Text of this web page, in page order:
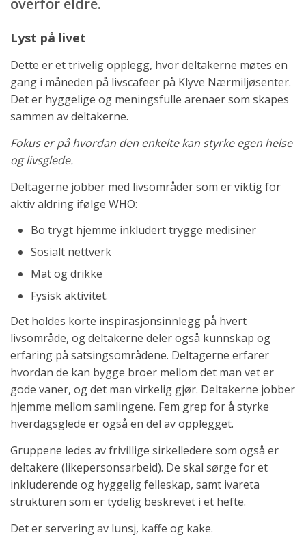
overfor eldre.
Lyst på livet
Dette er et trivelig opplegg, hvor deltakerne møtes en
gang i måneden på livscafeer på Klyve Nærmiljøsenter.
Det er hyggelige og meningsfulle arenaer som skapes
sammen av deltakerne.
Fokus er på hvordan den enkelte kan styrke egen helse
og livsglede.
Deltagerne jobber med livsområder som er viktig for
aktiv aldring ifølge WHO:
Bo trygt hjemme inkludert trygge medisiner
Sosialt nettverk
Mat og drikke
Fysisk aktivitet.
Det holdes korte inspirasjonsinnlegg på hvert
livsområde, og deltakerne deler også kunnskap og
erfaring på satsingsområdene. Deltagerne erfarer
hvordan de kan bygge broer mellom det man vet er
gode vaner, og det man virkelig gjør. Deltakerne jobber
hjemme mellom samlingene. Fem grep for å styrke
hverdagsglede er også en del av opplegget.
Gruppene ledes av frivillige sirkelledere som også er
deltakere (likepersonsarbeid). De skal sørge for et
inkluderende og hyggelig felleskap, samt ivareta
strukturen som er tydelig beskrevet i et hefte.
Det er servering av lunsj, kaffe og kake.